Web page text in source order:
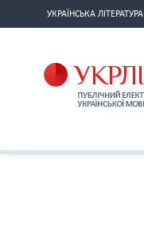
УКРАЇНСЬКА ЛІТЕРАТУРА